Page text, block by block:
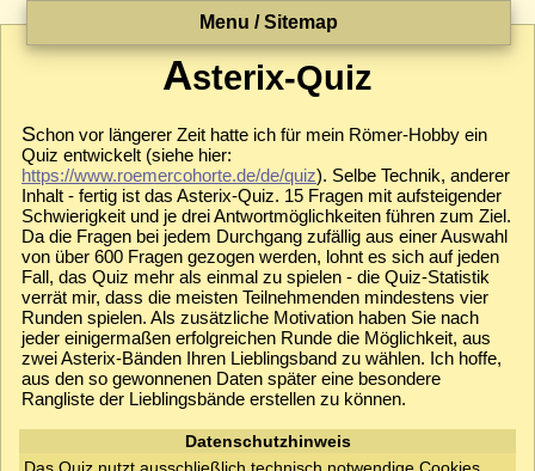
Menu / Sitemap
Asterix-Quiz
Schon vor längerer Zeit hatte ich für mein Römer-Hobby ein
Quiz entwickelt (siehe hier:
https://www.roemercohorte.de/de/quiz). Selbe Technik, anderer
Inhalt - fertig ist das Asterix-Quiz. 15 Fragen mit aufsteigender
Schwierigkeit und je drei Antwortmöglichkeiten führen zum Ziel.
Da die Fragen bei jedem Durchgang zufällig aus einer Auswahl
von über 600 Fragen gezogen werden, lohnt es sich auf jeden
Fall, das Quiz mehr als einmal zu spielen - die Quiz-Statistik
verrät mir, dass die meisten Teilnehmenden mindestens vier
Runden spielen. Als zusätzliche Motivation haben Sie nach
jeder einigermaßen erfolgreichen Runde die Möglichkeit, aus
zwei Asterix-Bänden Ihren Lieblingsband zu wählen. Ich hoffe,
aus den so gewonnenen Daten später eine besondere
Rangliste der Lieblingsbände erstellen zu können.
Datenschutzhinweis